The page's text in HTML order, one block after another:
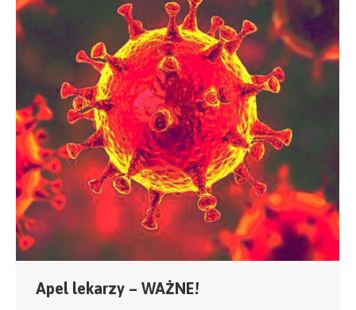
Apel lekarzy – WAŻNE!